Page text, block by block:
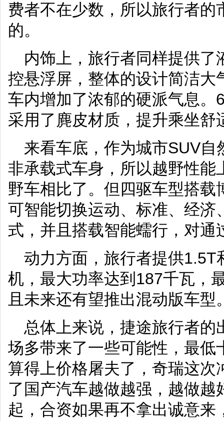
费者不在少数，所以旅行者的
的。
内饰上，旅行者同样提供
控悬浮屏，整体的设计简洁大
车内增加了浓郁的硬派气息。
采用了麂皮材质，提升乘坐舒
来看车底，作为城市SUV
非承载式车身，所以越野性能
野车相比了。但四驱车型搭载
可智能切换运动、标准、经济
式，并且搭载智能蠕行，对通
动力方面，旅行者提供
机，最大功率达到187千瓦，
且未来还有望推出混动版车型
总体上来说，捷途旅行者的
场多带来了一些可能性，最低
算得上价格屠夫了，奇瑞这次
了国产汽车越做越强，越做越
起，合资如果再不拿出诚意来